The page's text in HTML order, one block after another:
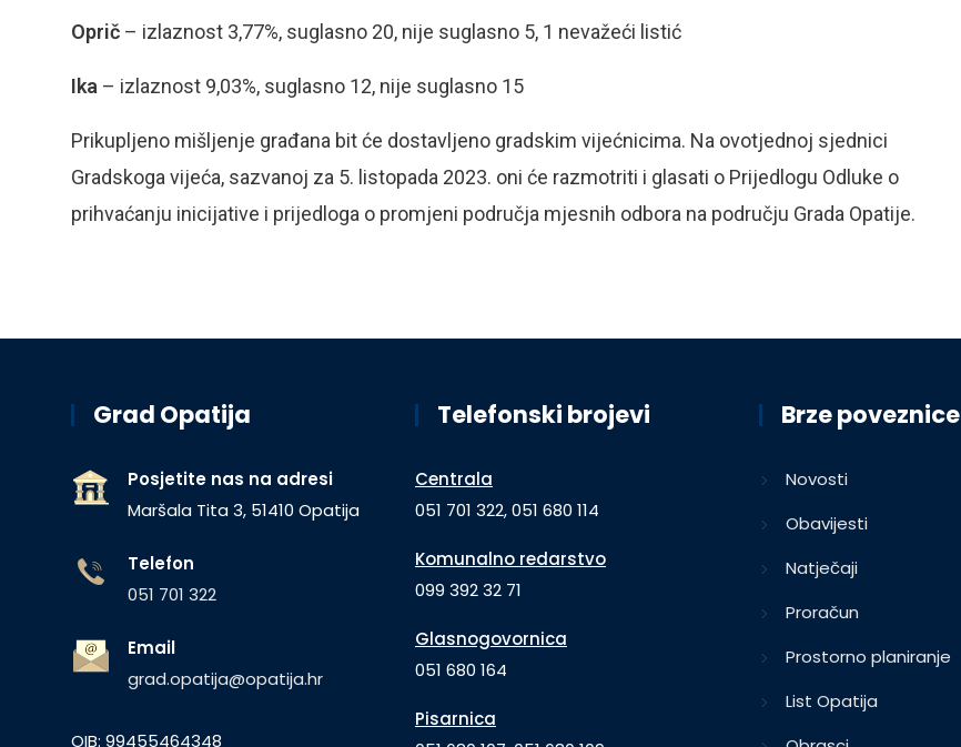
Oprič – izlaznost 3,77%, suglasno 20, nije suglasno 5, 1 nevažeći listić
Ika – izlaznost 9,03%, suglasno 12, nije suglasno 15
Prikupljeno mišljenje građana bit će dostavljeno gradskim vijećnicima. Na ovotjednoj sjednici
Gradskoga vijeća, sazvanoj za 5. listopada 2023. oni će razmotriti i glasati o Prijedlogu Odluke o
prihvaćanju inicijative i prijedloga o promjeni područja mjesnih odbora na području Grada Opatije.
Grad Opatija
Posjetite nas na adresi
Maršala Tita 3, 51410 Opatija
Telefon
051 701 322
Email
grad.opatija@opatija.hr
OIB: 99455464348
Telefonski brojevi
Centrala
051 701 322, 051 680 114
Komunalno redarstvo
099 392 32 71
Glasnogovornica
051 680 164
Pisarnica
Brze poveznice
Novosti
Obavijesti
Natječaji
Proračun
Prostorno planiranje
List Opatija